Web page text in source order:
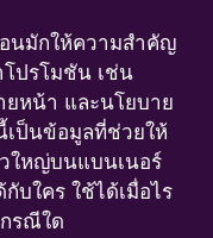
นมักให้ความสำคัญ
ปรโมชัน เช่น
ยหน้า และนโยบาย
เป็นข้อมูลที่ช่วยให้
ใหญ่บนแบนเนอร์
บใคร ใช้ได้เมื่อไร
รณีใด